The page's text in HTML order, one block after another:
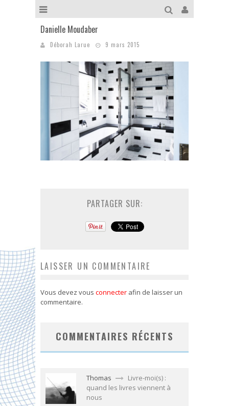
Danielle Moudaber
Déborah Larue 9 mars 2015
PARTAGER SUR:
LAISSER UN COMMENTAIRE
Vous devez vous connecter afin de laisser un
commentaire.
COMMENTAIRES RÉCENTS
Thomas
Livre-moi(s) :
quand les livres viennent à
nous